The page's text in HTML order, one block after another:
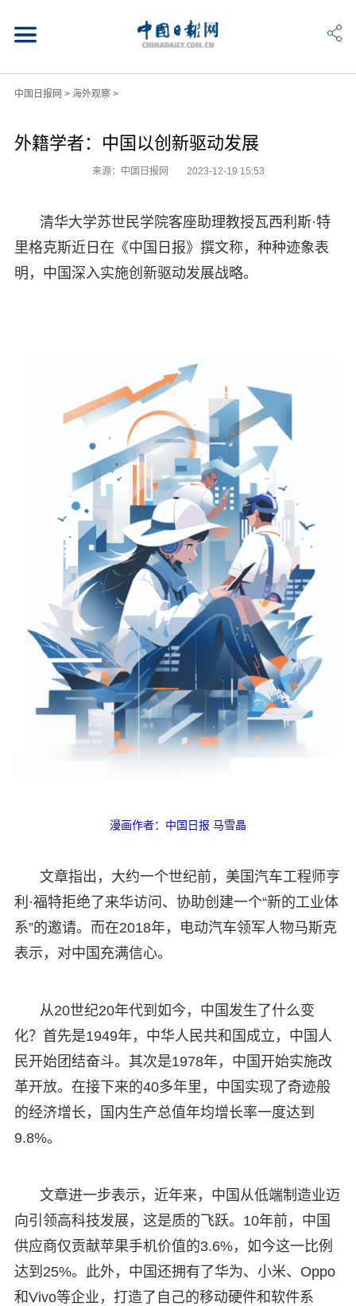
中国日报网 > 海外观察>
外籍学者：中国以创新驱动发展
来源：中国日报网 2023-12-19 15:53
清华大学苏世民学院客座助理教授瓦西利斯·特
里格克斯近日在《中国日报》撰文称，种种迹象表
明，中国深入实施创新驱动发展战略。
漫画作者：中国日报 马雪晶
文章指出，大约一个世纪前，美国汽车工程师亨
利·福特拒绝了来华访问、协助创建一个“新的工业体
系”的邀请。而在2018年，电动汽车领军人物马斯克
表示，对中国充满信心。
从20世纪20年代到如今，中国发生了什么变
化？首先是1949年，中华人民共和国成立，中国人
民开始团结奋斗。其次是1978年，中国开始实施改
革开放。在接下来的40多年里，中国实现了奇迹般
的经济增长，国内生产总值年均增长率一度达到
9.8%。
文章进一步表示，近年来，中国从低端制造业迈
向引领高科技发展，这是质的飞跃。10年前，中国
供应商仅贡献苹果手机价值的3.6%，如今这一比例
达到25%。此外，中国还拥有了华为、小米、Oppo
和Vivo等企业，打造了自己的移动硬件和软件系